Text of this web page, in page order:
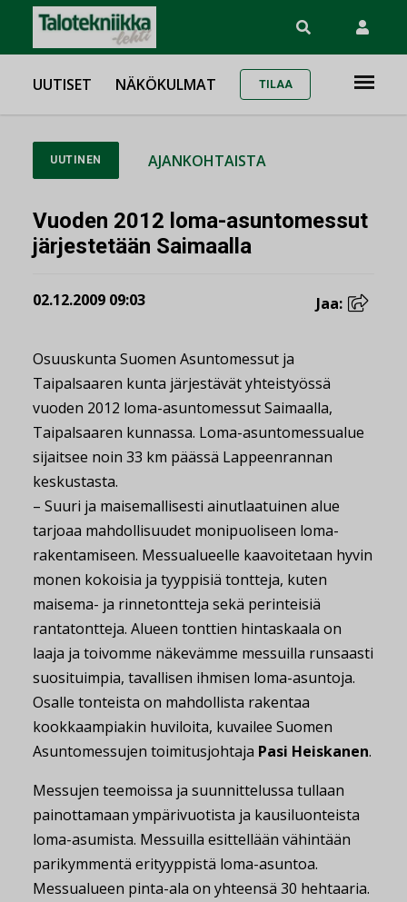
UUTISET NÄKÖKULMAT TILAA
UUTINEN AJANKOHTAISTA
Vuoden 2012 loma-asuntomessut
järjestetään Saimaalla
02.12.2009 09:03 Jaa:
Osuuskunta Suomen Asuntomessut ja
Taipalsaaren kunta järjestävät yhteistyössä
vuoden 2012 loma-asuntomessut Saimaalla,
Taipalsaaren kunnassa. Loma-asuntomessualue
sijaitsee noin 33 km päässä Lappeenrannan
keskustasta.
– Suuri ja maisemallisesti ainutlaatuinen alue
tarjoaa mahdollisuudet monipuoliseen loma-
rakentamiseen. Messualueelle kaavoitetaan hyvin
monen kokoisia ja tyyppisiä tontteja, kuten
maisema- ja rinnetontteja sekä perinteisiä
rantatontteja. Alueen tonttien hintaskaala on
laaja ja toivomme näkevämme messuilla runsaasti
suosituimpia, tavallisen ihmisen loma-asuntoja.
Osalle tonteista on mahdollista rakentaa
kookkaampiakin huviloita, kuvailee Suomen
Asuntomessujen toimitusjohtaja Pasi Heiskanen.
Messujen teemoissa ja suunnittelussa tullaan
painottamaan ympärivuotista ja kausiluonteista
loma-asumista. Messuilla esittellään vähintään
parikymmentä erityyppistä loma-asuntoa.
Messualueen pinta-ala on yhteensä 30 hehtaaria.